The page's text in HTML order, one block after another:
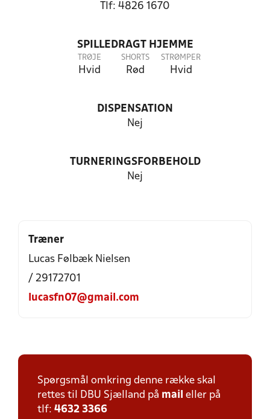
Tlf: 4826 1670
SPILLEDRAGT HJEMME
TRØJE
Hvid
SHORTS
Rød
STRØMPER
Hvid
DISPENSATION
Nej
TURNERINGSFORBEHOLD
Nej
Træner
Lucas Følbæk Nielsen
/ 29172701
lucasfn07@gmail.com
Spørgsmål omkring denne række skal
rettes til DBU Sjælland på mail eller på
tlf: 4632 3366